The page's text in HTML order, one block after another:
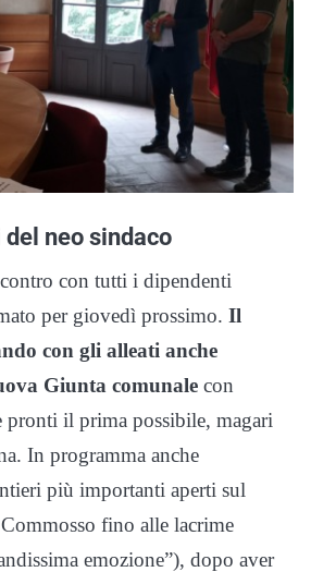
neo sindaco
con tutti i dipendenti
per giovedì prossimo. Il
con gli alleati anche
Giunta comunale con
pronti il prima possibile, magari
In programma anche
più importanti aperti sul
fino alle lacrime
emozione”), dopo aver